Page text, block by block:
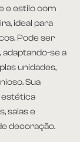
e estilo com
ideal para
Pode ser
se a
unidades,
Sua
estética
salas e
decoração.